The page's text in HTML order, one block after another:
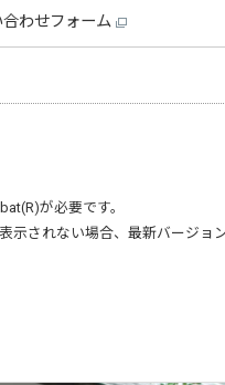
合わせフォーム
が必要です。
示されない場合、最新バージョ